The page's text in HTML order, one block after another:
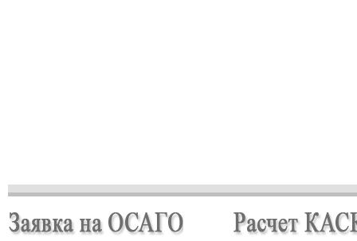
на сумму свыше 67 млн рублей
РОСГОССТРАХ в Москве и Московской области застраховал 2
РОСГОССТРАХ в новом учебном году продолжает
программу «Вектор взлета»